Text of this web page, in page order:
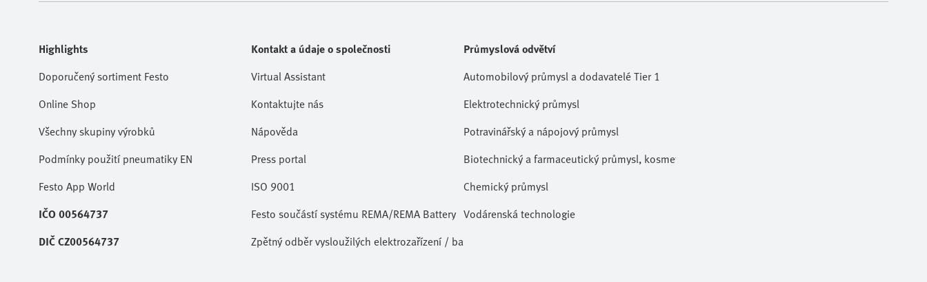
Highlights
Doporučený sortiment Festo
Online Shop
Všechny skupiny výrobků
Podmínky použití pneumatiky EN
Festo App World
IČO 00564737
DIČ CZ00564737
Kontakt a údaje o společnosti
Virtual Assistant
Kontaktujte nás
Nápověda
Press portal
ISO 9001
Festo součástí systému REMA/REMA Battery
Zpětný odběr vysloužilých elektrozařízení / baterií
Průmyslová odvětví
Automobilový průmysl a dodavatelé Tier 1
Elektrotechnický průmysl
Potravinářský a nápojový průmysl
Biotechnický a farmaceutický průmysl, kosmetika
Chemický průmysl
Vodárenská technologie